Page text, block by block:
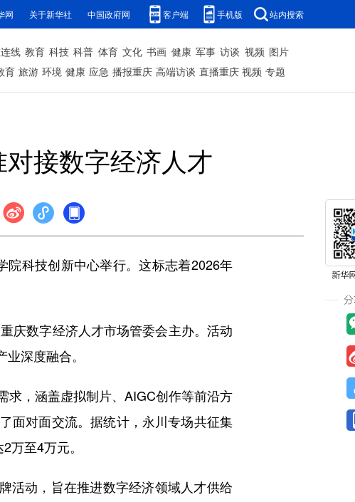
网 关于新华社 中国政府网 客户端 手机版 站内搜索
线 教育 科技 科普 体育 文化 书画 健康 军事 访谈 视频 图片
育 旅游 环境 健康 应急 播报重庆 高端访谈 直播重庆 视频 专题
接数字经济人才
院科技创新中心举行。这标志着2026年
庆数字经济人才市场管委会主办。活动
深度融合。
求，涵盖虚拟制片、AIGC创作等前沿方
面对面交流。据统计，永川专场共征集
至4万元。
活动，旨在推进数字经济领域人才供给